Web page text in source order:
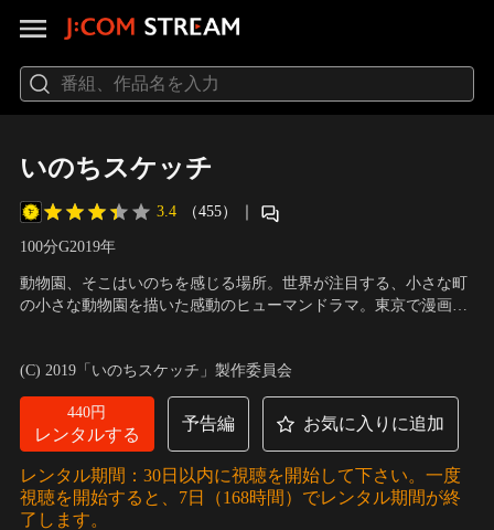
いのちスケッチ
3.4 （455） ｜
100分G2019年
動物園、そこはいのちを感じる場所。世界が注目する、小さな町
の小さな動物園を描いた感動のヒューマンドラマ。東京で漫画家
れたのは、地元の延命動物園でのアルバイト。園長の野田（武田
鉄矢）や、 獣医師の彩（藤本泉）らと働いていくうちに…。
(C) 2019「いのちスケッチ」製作委員会
440円
レンタルする
予告編 お気に入りに追加
レンタル期間：30日以内に視聴を開始して下さい。一度
視聴を開始すると、7日（168時間）でレンタル期間が終
了します。